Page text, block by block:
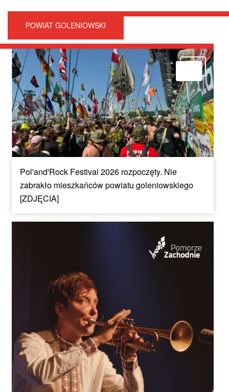
POWIAT GOLENIOWSKI
Pol'and'Rock Festival 2026 rozpoczęty. Nie
zabrakło mieszkańców powiatu goleniowskiego
[ZDJĘCIA]